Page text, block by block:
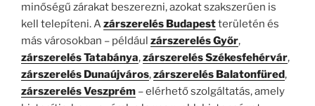
minőségű zárakat beszerezni, azokat szakszerűen is
kell telepíteni. Azárszerelés Budapestterületén és
más városokban – például zárszerelés Győr,
zárszerelés Tatabánya,zárszerelés Székesfehérvár,
zárszerelés Dunaújváros,zárszerelés Balatonfüred,
zárszerelés Veszprém – elérhető szolgáltatás, amely